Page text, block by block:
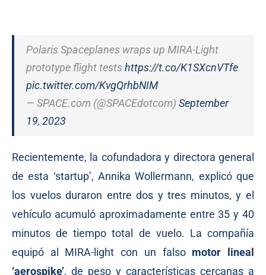
Polaris Spaceplanes wraps up MIRA-Light
prototype flight testshttps://t.co/K1SXcnVTfe
pic.twitter.com/KvgQrhbNIM
— SPACE.com (@SPACEdotcom) September
19, 2023
Recientemente, la cofundadora y directora general
de esta ‘startup’, Annika Wollermann, explicóque
los vuelos duraron entre dos y tres minutos, y el
vehículo acumuló aproximadamente entre 35 y 40
minutos de tiempo total de vuelo. La compañía
equipó al MIRA-light con un falso motor lineal
‘aerospike’, de peso y características cercanas a